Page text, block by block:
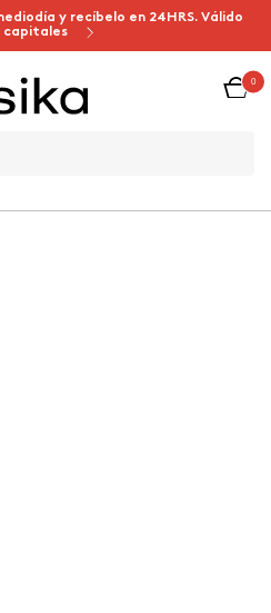
y recíbelo en 24HRS. Válido
capitales
0